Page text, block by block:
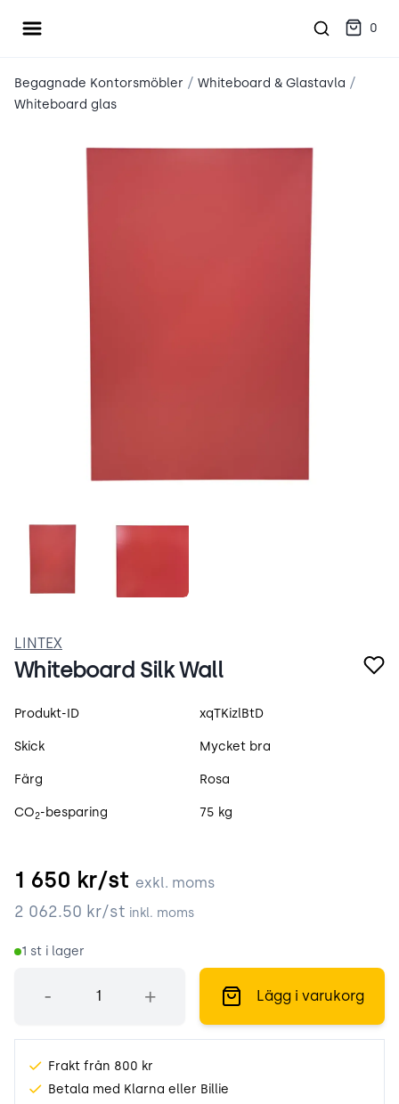
Öppna meny 0
Begagnade Kontorsmöbler / Whiteboard & Glastavla /
Whiteboard glas
XvF8myXZmKMy.webplintex-morkrosa.webp
LINTEX
Whiteboard Silk Wall
Produktspecifikation
Produkt-ID xqTKizlBtD
Skick Mycket bra
Färg Rosa
CO2-besparing 75 kg
1 650 kr/st exkl. moms
2 062.50 kr/st inkl. moms
1 st i lager
- + Lägg i varukorg
Frakt från 800 kr
Betala med Klarna eller Billie